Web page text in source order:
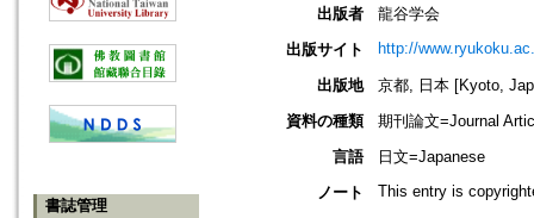
書誌管理
出版者
龍谷学会
出版サイト
http://
出版地
京都, 日本 [Kyoto,
資料の種類
期刊論文=Journal
言語
日文=Japanese
ノート
This entry is